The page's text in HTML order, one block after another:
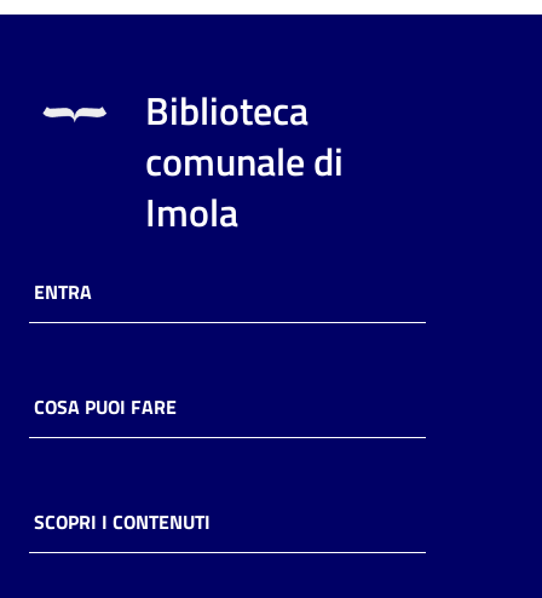
puoi
Risorse
online
Casa
Piani
Biblioteca
comunale di
Imola
ENTRA
COSA PUOI FARE
SCOPRI I CONTENUTI